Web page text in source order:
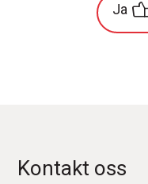
Ja
Kontakt oss